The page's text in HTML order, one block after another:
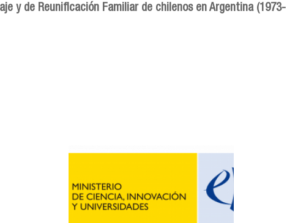
y de Reunificación Familiar de chilenos en Argentina (1973-